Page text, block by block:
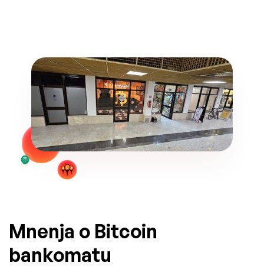
Mnenja o Bitcoin
bankomatu